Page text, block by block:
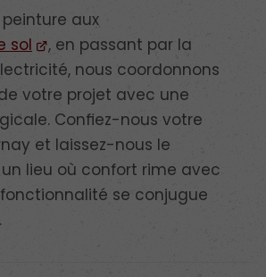
aux
sol
, en passant par la
nous coordonnons
votre projet avec une
Confiez-nous votre
et laissez-nous le
lieu où confort rime avec
se conjugue